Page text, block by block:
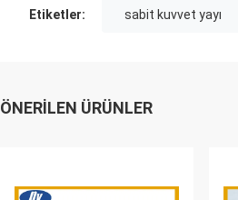
Etiketler: sabit kuvvet yayı
ÖNERILEN ÜRÜNLER